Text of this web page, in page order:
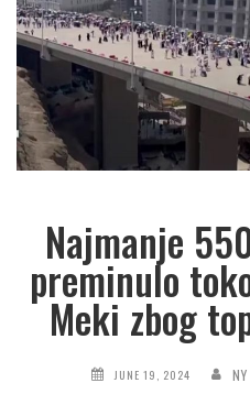
Najmanje
preminulo
Meki zbog
JUNE 19, 2024 NY